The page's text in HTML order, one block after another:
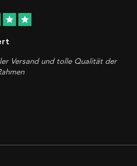
star star
Versand und tolle Qualität der